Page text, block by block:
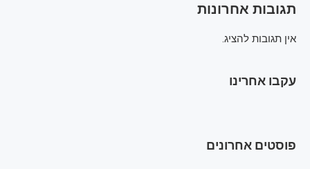
תגובות אחרונות
אין תגובות להציג.
עקבו אחרינו
פוסטים אחרונים